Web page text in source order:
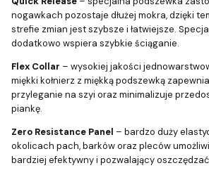
nogawkach pozostaje dłużej mokra, dzięki
strefie zmian jest szybsze i łatwiejsze.
dodatkowo wspiera szybkie ściąganie.
Flex Collar – wysokiej jakości
miękki kołnierz z miękką podszewką
przyleganie na szyi oraz minimalizuje
piankę.
Zero Resistance Panel – bardzo duży
okolicach pach, barków oraz pleców
bardziej efektywny i pozwalający oszczędzać